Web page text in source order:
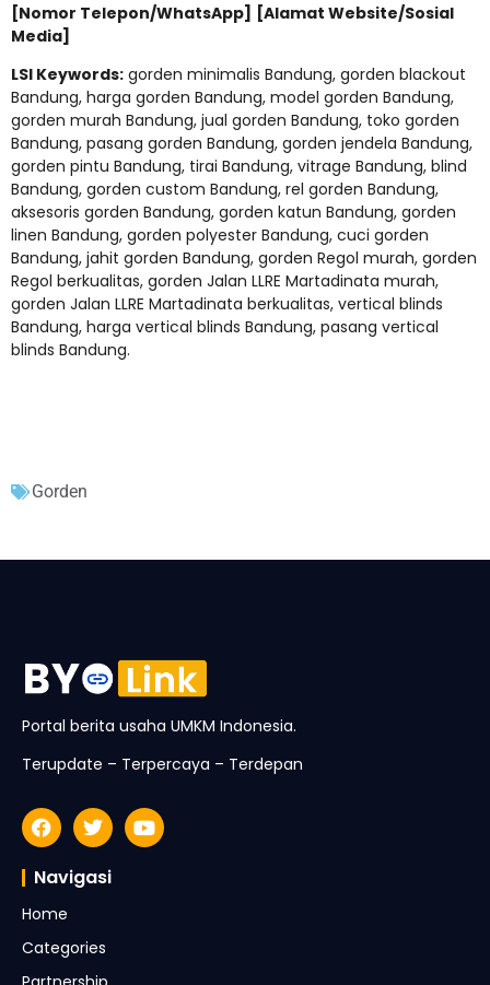
[Nomor Telepon/WhatsApp] [Alamat Website/Sosial
Media]
LSI Keywords: gorden minimalis Bandung, gorden blackout
Bandung, harga gorden Bandung, model gorden Bandung,
gorden murah Bandung, jual gorden Bandung, toko gorden
Bandung, pasang gorden Bandung, gorden jendela Bandung,
gorden pintu Bandung, tirai Bandung, vitrage Bandung, blind
Bandung, gorden custom Bandung, rel gorden Bandung,
aksesoris gorden Bandung, gorden katun Bandung, gorden
linen Bandung, gorden polyester Bandung, cuci gorden
Bandung, jahit gorden Bandung, gorden Regol murah, gorden
Regol berkualitas, gorden Jalan LLRE Martadinata murah,
gorden Jalan LLRE Martadinata berkualitas, vertical blinds
Bandung, harga vertical blinds Bandung, pasang vertical
blinds Bandung.
Gorden
Portal berita usaha UMKM Indonesia.
Terupdate – Terpercaya – Terdepan
Navigasi
Home
Categories